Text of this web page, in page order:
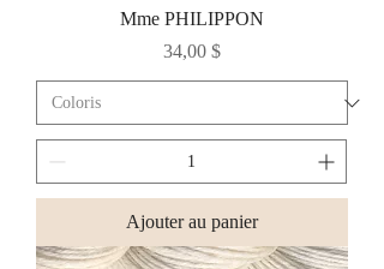
Mme PHILIPPON
Prix
34,00 $
Ajouter au panier